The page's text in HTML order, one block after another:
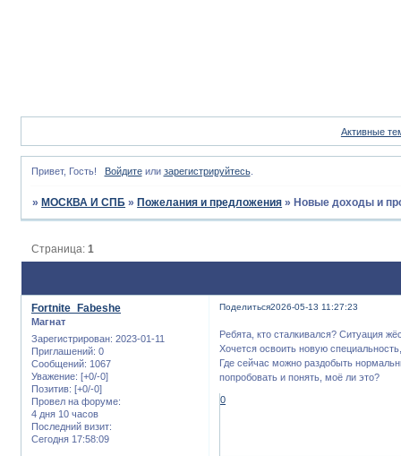
Активные
Привет, Гость! Войдитеили зарегистрируйтесь.
» МОСКВА И СПБ » Пожелания и предложения » Новые доходы и
Страница:1
Поделиться2026-05-13 11:27:23
Fortnite_Fabeshe
Магнат
Зарегистрирован: 2023-01-11
Приглашений: 0
Сообщений: 1067
Уважение: [+0/-0]
Позитив: [+0/-0]
Провел на форуме:
4 дня 10 часов
Последний визит:
Сегодня 17:58:09
Ребята, кто сталкивался? Ситуация
Хочется освоить новую
Где сейчас можно раздобыть
попробовать и понять, моё ли это?
0